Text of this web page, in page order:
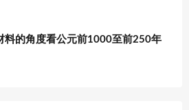
料的角度看公元前1000至前250年